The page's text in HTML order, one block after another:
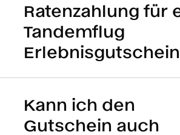
Ratenzahlung für
Tandemflug
Kann ich den
Gutschein auch